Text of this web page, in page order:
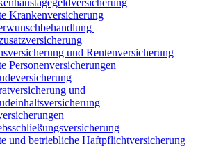
Krankenversicherung
und Rentenversicherung
Personenversicherungen
und
und betriebliche Haftpflichtversicherung